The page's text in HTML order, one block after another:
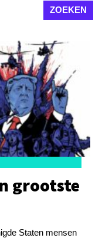
grootste
Staten mensen